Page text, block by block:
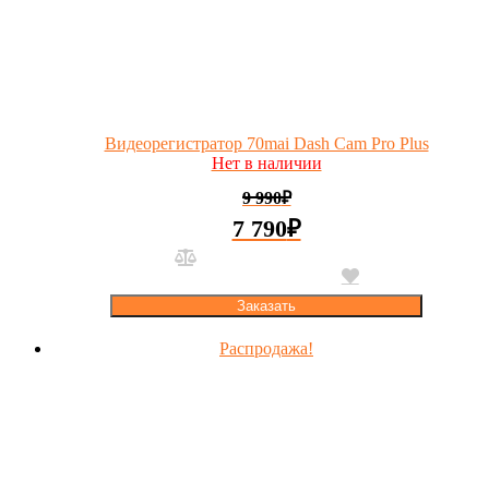
Видеорегистратор 70mai Dash Cam Pro Plus
Нет в наличии
9 990₽
7 790₽
Заказать
Распродажа!